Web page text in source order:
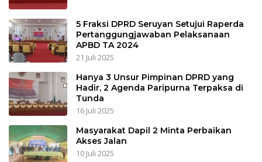
5 Fraksi DPRD Seruyan Setujui Raperda
Pertanggungjawaban Pelaksanaan
APBD TA 2024
21 Juli 2025
Hanya 3 Unsur Pimpinan DPRD yang
Hadir, 2 Agenda Paripurna Terpaksa di
Tunda
16 Juli 2025
Masyarakat Dapil 2 Minta Perbaikan
Akses Jalan
10 Juli 2025